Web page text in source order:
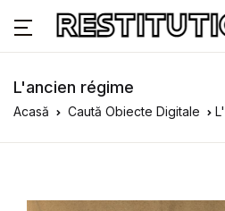
L'ancien régime
Acasă Caută Obiecte Digitale